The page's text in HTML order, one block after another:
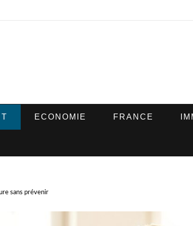
ECONOMIE FRANCE
sans prévenir